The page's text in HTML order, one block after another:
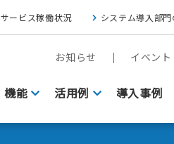
サービス稼働状況 システム導入部
お知らせ イベン
機能 活用例 導入事例